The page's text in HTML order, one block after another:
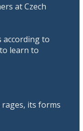
at Czech
to
learn to
its forms